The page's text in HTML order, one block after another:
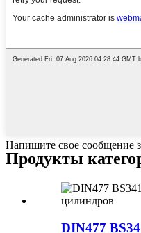
Напишите свое сообщение
Продукты
DIN477